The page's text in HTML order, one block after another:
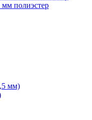
полиэстер